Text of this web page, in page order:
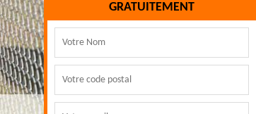
GRATUITEMENT